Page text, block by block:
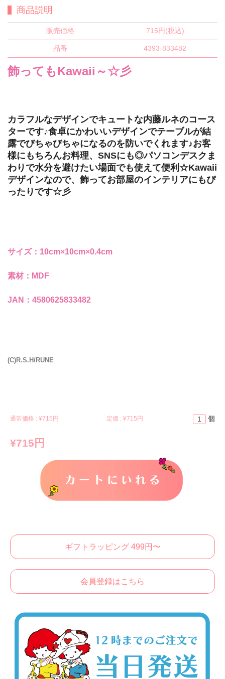
商品説明
販売価格 715円(税込)
品番 4393-833482
飾ってもKawaii～☆彡
カラフルなデザインでキュートな内藤ルネのコース
ターです♪食卓にかわいいデザインでテーブルが結
露でびちゃびちゃになるのを防いでくれます♪お客
様にもちろんお料理、SNSにも◎パソコンデスクま
わりで水分を避けたい場面でも使えて便利☆Kawaii
デザインなので、飾ってお部屋のインテリアにもぴ
ったりです☆彡
サイズ：10cm×10cm×0.4cm
素材：MDF
JAN：4580625833482
(C)R.S.H/RUNE
通常価格 : ¥715円 定価 : ¥715円
¥715円
個
カートに入れる
ギフトラッピング 499円〜
会員登録はこちら